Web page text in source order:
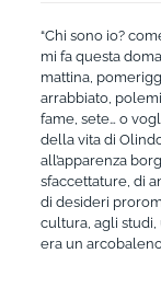
“Chi sono io?
mi fa questa
mattina,
arrabbiato,
fame, sete… o
della vita di
all’apparenza
sfaccettature, di
di desideri
cultura, agli studi,
era un